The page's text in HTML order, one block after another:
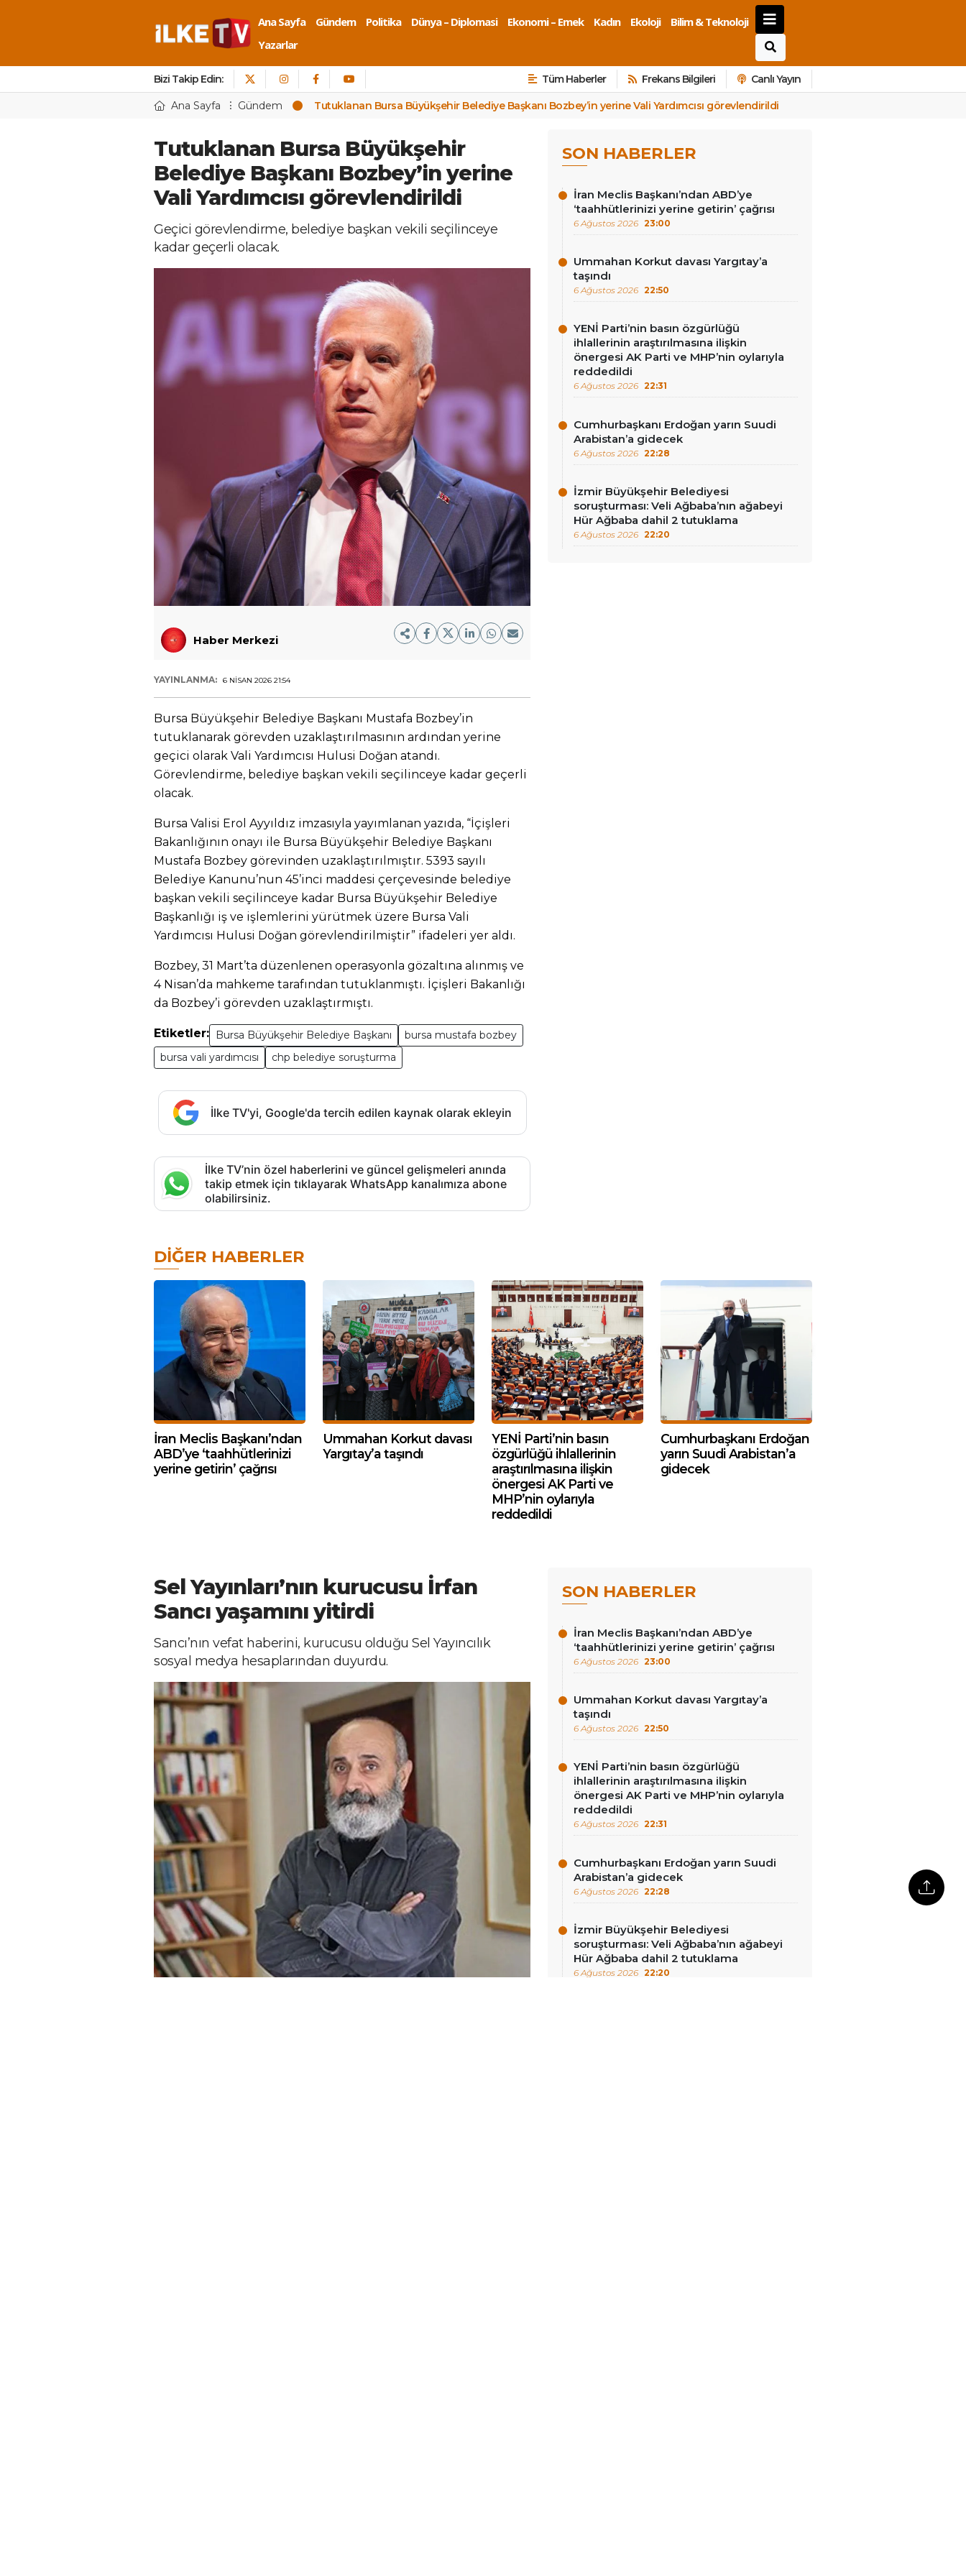
Ana Sayfa Gündem Politika Dünya – Diplomasi Ekonomi – Emek Kadın Ekoloji
Bilim & Teknoloji
Yazarlar
Bizi Takip Edin: Tüm Haberler Frekans Bilgileri Canlı Yayın
Ana Sayfa Gündem Tutuklanan Bursa Büyükşehir Belediye Başkanı Bozbey’in yerine Vali Yardımcısı görevlendirildi
Tutuklanan Bursa Büyükşehir
Belediye Başkanı Bozbey’in yerine
Vali Yardımcısı görevlendirildi
Geçici görevlendirme, belediye başkan vekili seçilinceye
kadar geçerli olacak.
Haber Merkezi
YAYINLANMA: 6 NISAN 2026 21:54
Bursa Büyükşehir Belediye Başkanı Mustafa Bozbey’in
tutuklanarak görevden uzaklaştırılmasının ardından yerine
geçici olarak Vali Yardımcısı Hulusi Doğan atandı.
Görevlendirme, belediye başkan vekili seçilinceye kadar geçerli
olacak.
Bursa Valisi Erol Ayyıldız imzasıyla yayımlanan yazıda, “İçişleri
Bakanlığının onayı ile Bursa Büyükşehir Belediye Başkanı
Mustafa Bozbey görevinden uzaklaştırılmıştır. 5393 sayılı
Belediye Kanunu’nun 45’inci maddesi çerçevesinde belediye
başkan vekili seçilinceye kadar Bursa Büyükşehir Belediye
Başkanlığı iş ve işlemlerini yürütmek üzere Bursa Vali
Yardımcısı Hulusi Doğan görevlendirilmiştir” ifadeleri yer aldı.
Bozbey, 31 Mart’ta düzenlenen operasyonla gözaltına alınmış ve
4 Nisan’da mahkeme tarafından tutuklanmıştı. İçişleri Bakanlığı
da Bozbey’i görevden uzaklaştırmıştı.
Etiketler: Bursa Büyükşehir Belediye Başkanı
bursa mustafa bozbey
bursa vali yardımcısı
chp belediye soruşturma
İlke TV'yi, Google'da tercih edilen kaynak olarak ekleyin
İlke TV’nin özel haberlerini ve güncel gelişmeleri anında
takip etmek için tıklayarak WhatsApp kanalımıza abone
olabilirsiniz.
SON HABERLER
İran Meclis Başkanı’ndan ABD’ye
‘taahhütlerinizi yerine getirin’ çağrısı
6 Ağustos 2026 23:00
Ummahan Korkut davası Yargıtay’a
taşındı
6 Ağustos 2026 22:50
YENİ Parti’nin basın özgürlüğü
ihlallerinin araştırılmasına ilişkin
önergesi AK Parti ve MHP’nin oylarıyla
reddedildi
6 Ağustos 2026 22:31
Cumhurbaşkanı Erdoğan yarın Suudi
Arabistan’a gidecek
6 Ağustos 2026 22:28
İzmir Büyükşehir Belediyesi
soruşturması: Veli Ağbaba’nın ağabeyi
Hür Ağbaba dahil 2 tutuklama
6 Ağustos 2026 22:20
DIĞER HABERLER
İran Meclis Başkanı’ndan
ABD’ye ‘taahhütlerinizi
yerine getirin’ çağrısı
Ummahan Korkut davası
Yargıtay’a taşındı
YENİ Parti’nin basın
özgürlüğü ihlallerinin
araştırılmasına ilişkin
önergesi AK Parti ve
MHP’nin oylarıyla
reddedildi
Cumhurbaşkanı Erdoğan
yarın Suudi Arabistan’a
gidecek
Sel Yayınları’nın kurucusu İrfan
Sancı yaşamını yitirdi
Sancı’nın vefat haberini, kurucusu olduğu Sel Yayıncılık
sosyal medya hesaplarından duyurdu.
SON HABERLER
İran Meclis Başkanı’ndan ABD’ye
‘taahhütlerinizi yerine getirin’ çağrısı
6 Ağustos 2026 23:00
Ummahan Korkut davası Yargıtay’a
taşındı
6 Ağustos 2026 22:50
YENİ Parti’nin basın özgürlüğü
ihlallerinin araştırılmasına ilişkin
önergesi AK Parti ve MHP’nin oylarıyla
reddedildi
6 Ağustos 2026 22:31
Cumhurbaşkanı Erdoğan yarın Suudi
Arabistan’a gidecek
6 Ağustos 2026 22:28
İzmir Büyükşehir Belediyesi
soruşturması: Veli Ağbaba’nın ağabeyi
Hür Ağbaba dahil 2 tutuklama
6 Ağustos 2026 22:20